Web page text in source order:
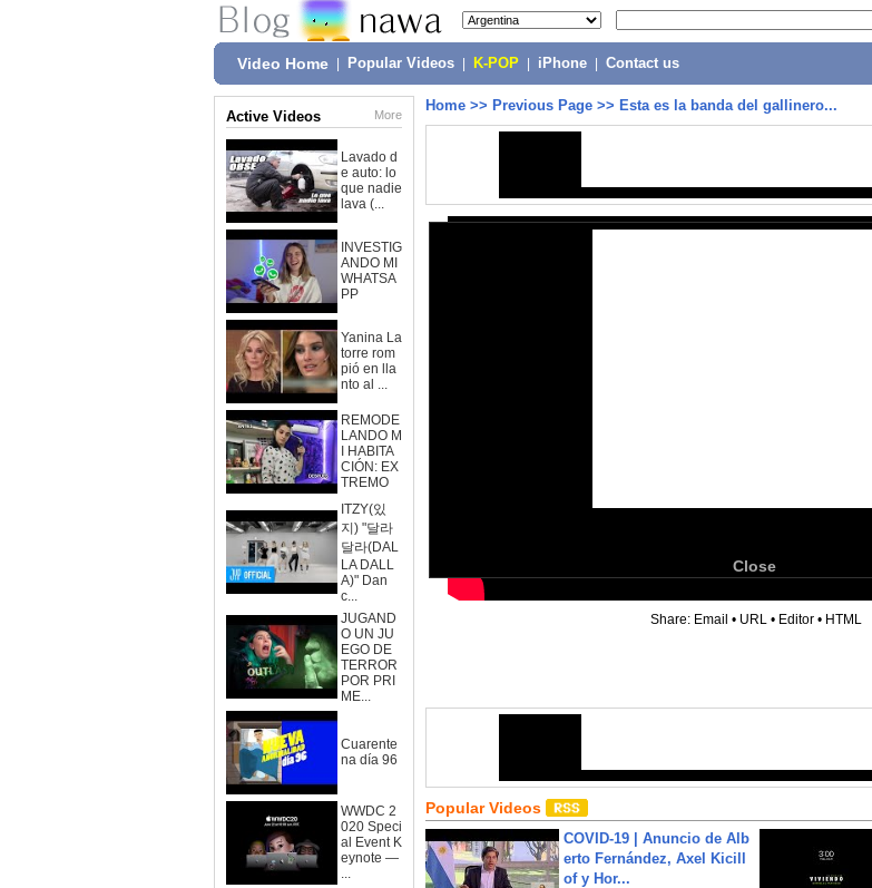
Video Home Popular Videos K-POP iPhone Contact us
Active Videos More
Lavado d
e auto: lo
que nadie
lava (...
INVESTIG
ANDO MI
WHATSA
PP
Yanina La
torre rom
pió en lla
nto al ...
REMODE
LANDO M
I HABITA
CIÓN: EX
TREMO
ITZY(있
지) "달라
달라(DAL
LA DALL
A)" Dan
c...
JUGAND
O UN JU
EGO DE
TERROR
POR PRI
ME...
Cuarente
na día 96
WWDC 2
020 Speci
al Event K
eynote —
...
Home >> Previous Page >> Esta es la banda del gallinero...
Close
Share: Email • URL • Editor • HTML
Popular Videos
COVID-19 | Anuncio de Alb
erto Fernández, Axel Kicill
of y Hor...